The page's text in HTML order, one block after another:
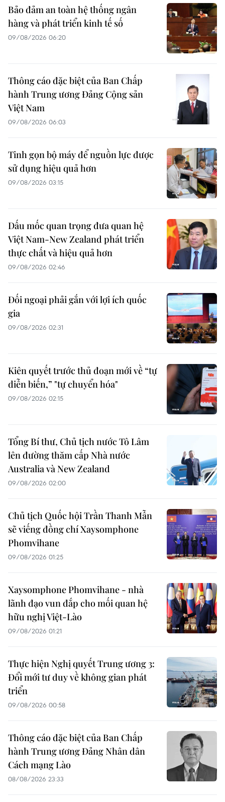
Bảo đảm an toàn hệ thống ngân
hàng và phát triển kinh tế số
09/08/2026 06:20
Thông cáo đặc biệt của Ban Chấp
hành Trung ương Đảng Cộng sản
Việt Nam
09/08/2026 06:03
Tinh gọn bộ máy để nguồn lực được
sử dụng hiệu quả hơn
09/08/2026 03:15
Dấu mốc quan trọng đưa quan hệ
Việt Nam-New Zealand phát triển
thực chất và hiệu quả hơn
09/08/2026 02:46
Đối ngoại phải gắn với lợi ích quốc
gia
09/08/2026 02:31
Kiên quyết trước thủ đoạn mới về “tự
diễn biến,” "tự chuyển hóa"
09/08/2026 02:15
Tổng Bí thư, Chủ tịch nước Tô Lâm
lên đường thăm cấp Nhà nước
Australia và New Zealand
09/08/2026 02:00
Chủ tịch Quốc hội Trần Thanh Mẫn
sẽ viếng đồng chí Xaysomphone
Phomvihane
09/08/2026 01:25
Xaysomphone Phomvihane - nhà
lãnh đạo vun đắp cho mối quan hệ
hữu nghị Việt-Lào
09/08/2026 01:21
Thực hiện Nghị quyết Trung ương 3:
Đổi mới tư duy về không gian phát
triển
09/08/2026 00:58
Thông cáo đặc biệt của Ban Chấp
hành Trung ương Đảng Nhân dân
Cách mạng Lào
08/08/2026 23:33